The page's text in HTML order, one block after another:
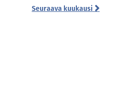
Seuraava kuukausi